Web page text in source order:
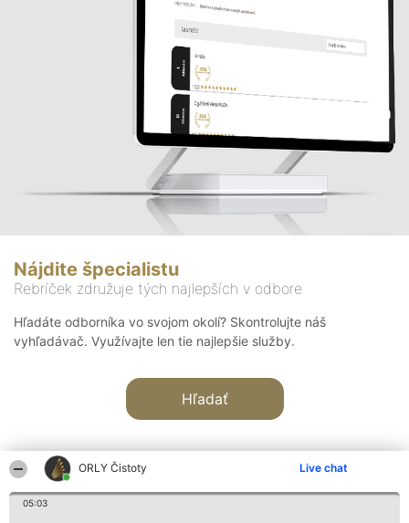
ORLY Čistoty Live chat
05:03
Nájdite špecialistu
Rebríček združuje tých najlepších v odbore
Hľadáte odborníka vo svojom okolí? Skontrolujte náš
vyhľadávač. Využívajte len tie najlepšie služby.
Hľadať